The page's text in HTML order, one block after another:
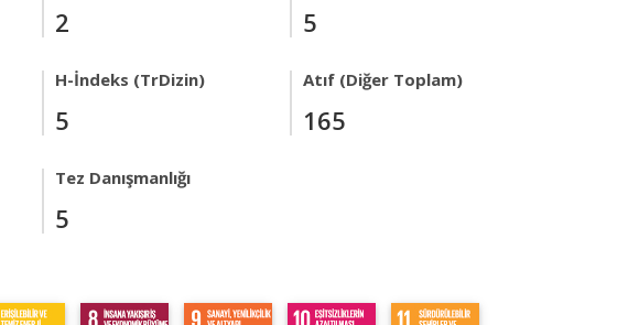
2 5
H-İndeks (TrDizin)
5
Atıf (Diğer Toplam)
165
Tez Danışmanlığı
5